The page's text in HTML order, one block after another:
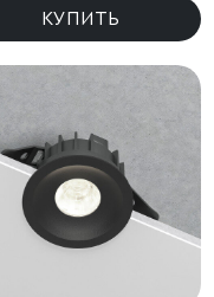
КУПИТЬ